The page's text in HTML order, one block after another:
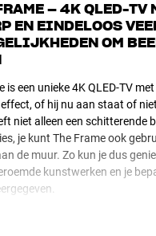
– 4K QLED-TV
EN EINDELOOS
OM
is een unieke 4K QLED-TV met
of hij nu aan staat of
niet alleen een schitterende
je kunt The Frame ook
de muur. Zo kun je dus
kunstwerken en je